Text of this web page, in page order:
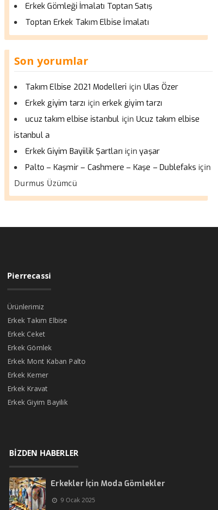
Erkek Gömleği İmalatı Toptan Satış
Toptan Erkek Takım Elbise İmalatı
Son yorumlar
Takım Elbise 2021 Modelleri için Ulas Özer
Erkek giyim tarzı için erkek giyim tarzı
ucuz takım elbise istanbul için Ucuz takım elbise
istanbul a
Erkek Giyim Bayiilik Şartları içinyaşar
Palto – Kaşmir – Cashmere – Kaşe – Dublefaks için
Durmus Üzümcü
Pierrecassi
Ürünlerimiz
Erkek Takım Elbise
Erkek Ceket
Erkek Gömlek
Erkek Mont Kaban Palto
Erkek Kemer
Erkek Kravat
Erkek Giyim Bayilik
BİZDEN HABERLER
Erkekler İçin Moda Gömlekler
9 Ocak 2025